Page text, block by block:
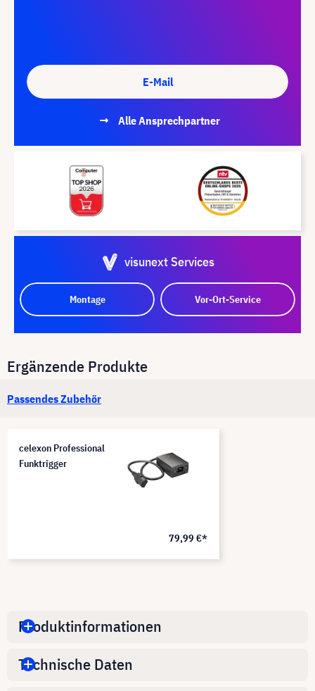
E-Mail
Alle Ansprechpartner
visunext Services
Montage Vor-Ort-Service
Ergänzende Produkte
Passendes Zubehör
celexon Professional
Funktrigger
79,99 €*
Produktinformationen
Technische Daten